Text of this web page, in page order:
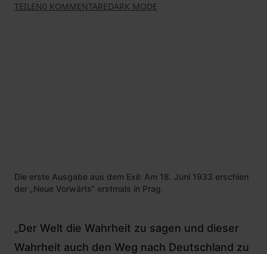
TEILEN0 KOMMENTAREDARK MODE
Die erste Ausgabe aus dem Exil: Am 18. Juni 1933 erschien
der „Neue Vorwärts“ erstmals in Prag.
„Der Welt die Wahrheit zu sagen und dieser
Wahrheit auch den Weg nach Deutschland zu